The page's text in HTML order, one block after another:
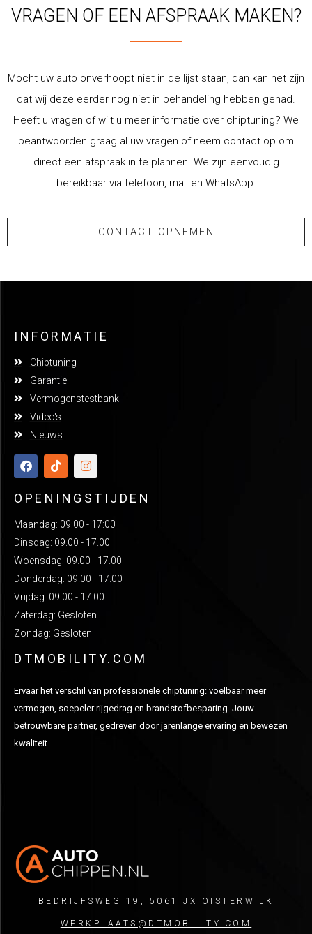
VRAGEN OF EEN AFSPRAAK MAKEN?
Mocht uw auto onverhoopt niet in de lijst staan, dan kan het zijn
dat wij deze eerder nog niet in behandeling hebben gehad.
Heeft u vragen of wilt u meer informatie over chiptuning? We
beantwoorden graag al uw vragen of neem contact op om
direct een afspraak in te plannen. We zijn eenvoudig
bereikbaar via telefoon, mail en WhatsApp.
CONTACT OPNEMEN
INFORMATIE
Chiptuning
Garantie
Vermogenstestbank
Video's
Nieuws
OPENINGSTIJDEN
Maandag: 09:00 - 17:00
Dinsdag: 09.00 - 17.00
Woensdag: 09.00 - 17.00
Donderdag: 09.00 - 17.00
Vrijdag: 09.00 - 17.00
Zaterdag: Gesloten
Zondag: Gesloten
DTMOBILITY.COM
Ervaar het verschil van professionele chiptuning: voelbaar meer
vermogen, soepeler rijgedrag en brandstofbesparing. Jouw
betrouwbare partner, gedreven door jarenlange ervaring en bewezen
kwaliteit.
BEDRIJFSWEG 19, 5061 JX OISTERWIJK
WERKPLAATS@DTMOBILITY.COM